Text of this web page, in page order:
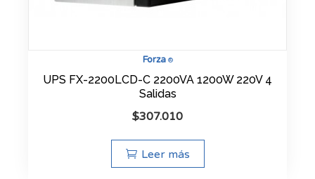
Forza®
UPS FX-2200LCD-C 2200VA 1200W 220V 4
Salidas
$307.010
Leer más